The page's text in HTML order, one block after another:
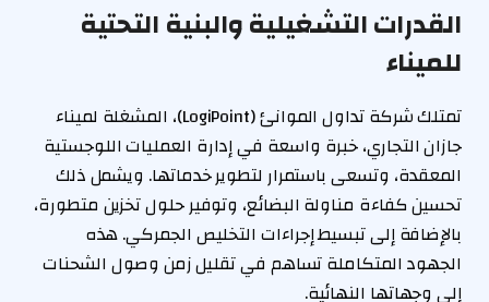
القدرات التشغيلية والبنية التحتية
للميناء
تمتلك شركة تداول الموانئ (LogiPoint)، المشغلة لميناء
جازان التجاري، خبرة واسعة في إدارة العمليات اللوجستية
المعقدة، وتسعى باستمرار لتطوير خدماتها. ويشمل ذلك
تحسين كفاءة مناولة البضائع، وتوفير حلول تخزين متطورة،
بالإضافة إلى تبسيط إجراءات التخليص الجمركي. هذه
الجهود المتكاملة تساهم في تقليل زمن وصول الشحنات
إلى وجهاتها النهائية.